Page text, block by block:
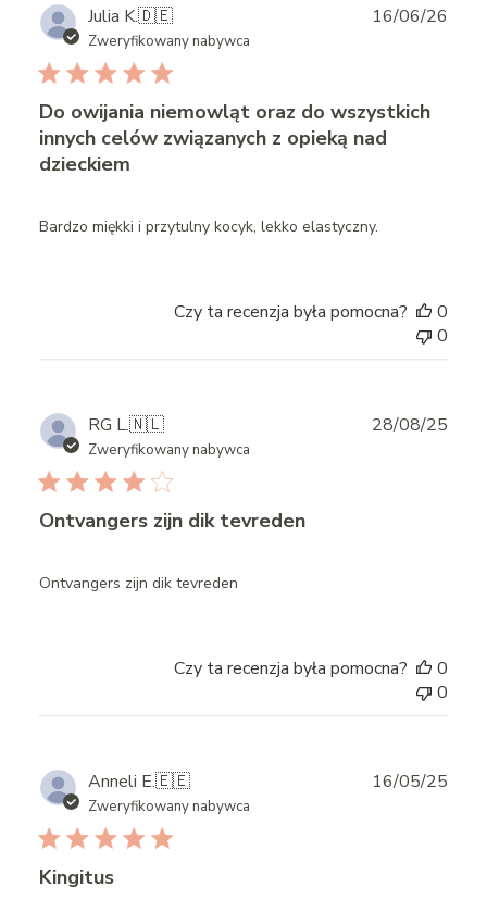
Julia K.🇩🇪
Zweryfikowany nabywca
Do owijania niemowląt oraz do wszystkich
innych celów związanych z opieką nad
dzieckiem
Bardzo miękki i przytulny kocyk, lekko elastyczny.
16/06/26
Czy ta recenzja była pomocna?
0
0
RG L.🇳🇱
Zweryfikowany nabywca
Ontvangers zijn dik tevreden
Ontvangers zijn dik tevreden
28/08/25
Czy ta recenzja była pomocna?
0
0
Anneli E.🇪🇪
Zweryfikowany nabywca
Kingitus
16/05/25